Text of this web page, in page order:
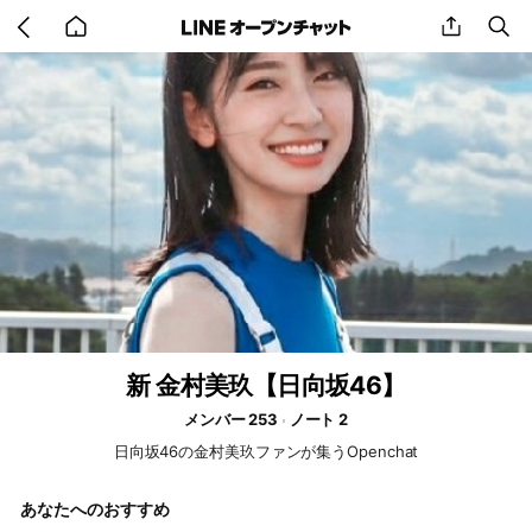
back
to
home
share
新 金村美玖【日向坂46】
メンバー 253
ノート 2
日向坂46の金村美玖ファンが集うOpenchat
あなたへのおすすめ